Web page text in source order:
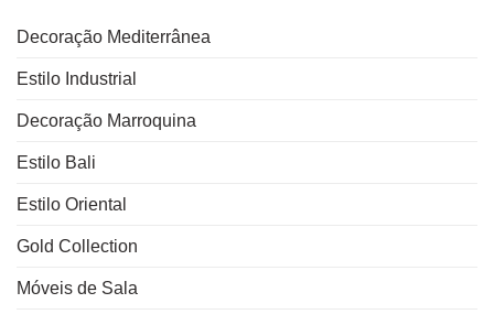
Decoração Mediterrânea
Estilo Industrial
Decoração Marroquina
Estilo Bali
Estilo Oriental
Gold Collection
Móveis de Sala